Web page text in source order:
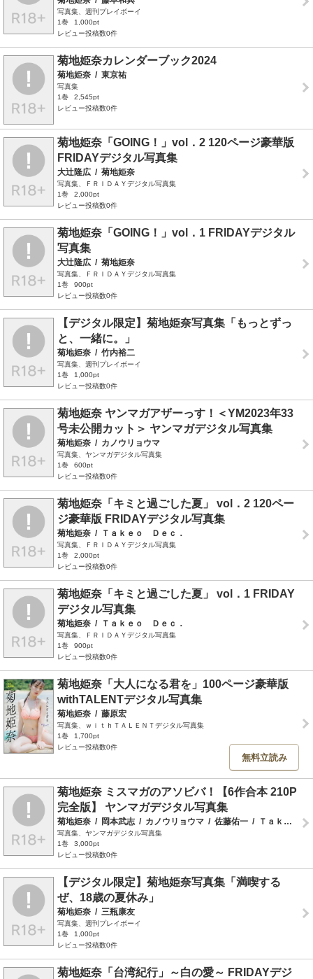
写真集、週刊プレイボーイ
1巻
1,000pt
レビュー投稿数0件
菊地姫奈カレンダーブック2024
菊地姫奈 / 東京祐
写真集
1巻
2,545pt
レビュー投稿数0件
菊地姫奈「GOING！」vol．2 120ページ豪華版
FRIDAYデジタル写真集
大辻隆広 / 菊地姫奈
写真集、ＦＲＩＤＡＹデジタル写真集
1巻
2,000pt
レビュー投稿数0件
菊地姫奈「GOING！」vol．1 FRIDAYデジタル
写真集
大辻隆広 / 菊地姫奈
写真集、ＦＲＩＤＡＹデジタル写真集
1巻
900pt
レビュー投稿数0件
【デジタル限定】菊地姫奈写真集「もっとずっ
と、一緒に。」
菊地姫奈 / 竹内裕二
写真集、週刊プレイボーイ
1巻
1,000pt
レビュー投稿数0件
菊地姫奈 ヤンマガアザーっす！＜YM2023年33
号未公開カット＞ ヤンマガデジタル写真集
菊地姫奈 / カノウリョウマ
写真集、ヤンマガデジタル写真集
1巻
600pt
レビュー投稿数0件
菊地姫奈「キミと過ごした夏」 vol．2 120ペー
ジ豪華版 FRIDAYデジタル写真集
菊地姫奈 / Ｔａｋｅｏ Ｄｅｃ．
写真集、ＦＲＩＤＡＹデジタル写真集
1巻
2,000pt
レビュー投稿数0件
菊地姫奈「キミと過ごした夏」 vol．1 FRIDAY
デジタル写真集
菊地姫奈 / Ｔａｋｅｏ Ｄｅｃ．
写真集、ＦＲＩＤＡＹデジタル写真集
1巻
900pt
レビュー投稿数0件
菊地姫奈「大人になる君を」100ページ豪華版
withTALENTデジタル写真集
菊地姫奈 / 藤原宏
写真集、ｗｉｔｈＴＡＬＥＮＴデジタル写真集
1巻
1,700pt
レビュー投稿数0件
無料立読み
菊地姫奈 ミスマガのアソビバ！【6作合本 210P
完全版】 ヤンマガデジタル写真集
菊地姫奈 / 岡本武志 / カノウリョウマ / 佐藤佑一 / Ｔａｋｅｏ Ｄｅｃ．
写真集、ヤンマガデジタル写真集
1巻
3,000pt
レビュー投稿数0件
【デジタル限定】菊地姫奈写真集「満喫する
ぜ、18歳の夏休み」
菊地姫奈 / 三瓶康友
写真集、週刊プレイボーイ
1巻
1,000pt
レビュー投稿数0件
菊地姫奈「台湾紀行」～白の愛～ FRIDAYデジ